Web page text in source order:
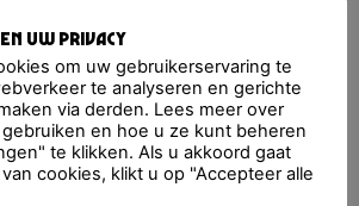
events in this location</li>
Terras van de Nacht Westergasterras
uw privacy
om uw gebruikerservaring te
te analyseren en gerichte
via derden. Lees meer over
en hoe u ze kunt beheren
te klikken. Als u akkoord gaat
cookies, klikt u op "Accepteer alle